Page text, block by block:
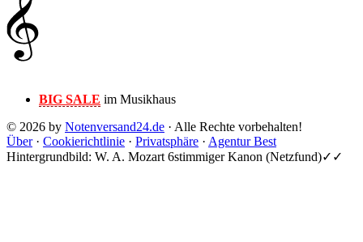
BIG SALE im Musikhaus
© 2026 by Notenversand24.de · Alle Rechte vorbehalten!
Über· Cookierichtlinie · Privatsphäre · Agentur Best
Hintergrundbild: W. A. Mozart 6stimmiger Kanon (Netzfund)✓✓